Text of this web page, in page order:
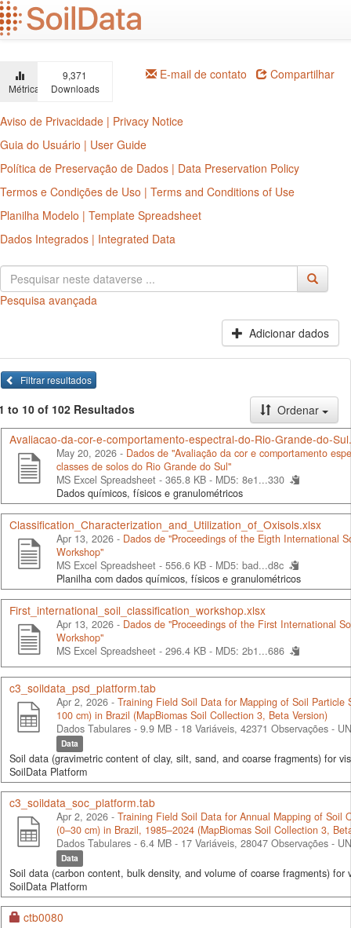
Ir
para
o
principal
Métricas
9,371
Downloads
E-mail de contato Compartilhar
Aviso de Privacidade | Privacy Notice
Guia do Usuário | User Guide
Política de Preservação de Dados | Data Preservation Policy
Termos e Condições de Uso | Terms and Conditions of Use
Planilha Modelo | Template Spreadsheet
Dados Integrados | Integrated Data
Pesquisa avançada
Adicionar dados
Filtrar resultados
to 10 of 102 Resultados
Ordenar
Avaliacao-da-cor-e-comportamento-espectral-do-Rio-Grande-do-
May 20, 2026 - Dados de "Avaliação da cor e comportamento
classes de solos do Rio Grande do Sul"
MS Excel Spreadsheet - 365.8 KB - MD5: 8e1...330
Dados químicos, físicos e granulométricos
Classification_Characterization_and_Utilization_of_Oxisols.xlsx
Apr 13, 2026 - Dados de "Proceedings of the Eigth International
Workshop"
MS Excel Spreadsheet - 556.6 KB - MD5: bad...d8c
Planilha com dados químicos, físicos e granulométricos
First_international_soil_classification_workshop.xlsx
Apr 13, 2026 - Dados de "Proceedings of the First International
Workshop"
MS Excel Spreadsheet - 296.4 KB - MD5: 2b1...686
c3_soildata_psd_platform.tab
Apr 2, 2026 - Training Field Soil Data for Mapping of Soil Particle
100 cm) in Brazil (MapBiomas Soil Collection 3, Beta Version)
Dados Tabulares - 9.9 MB - 18 Variáveis, 42371 Observações -
Data
Soil data (gravimetric content of clay, silt, sand, and coarse fragments) for
SoilData Platform
c3_soildata_soc_platform.tab
Apr 2, 2026 - Training Field Soil Data for Annual Mapping of Soil
(0–30 cm) in Brazil, 1985–2024 (MapBiomas Soil Collection 3,
Dados Tabulares - 6.4 MB - 17 Variáveis, 28047 Observações -
Data
Soil data (carbon content, bulk density, and volume of coarse fragments) for
SoilData Platform
ctb0080